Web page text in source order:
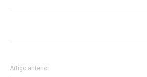
Artigo anterior